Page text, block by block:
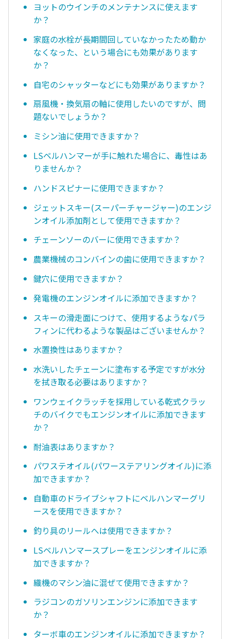
ヨットのウインチのメンテナンスに使えます
か？
家庭の水栓が長期間回していなかったため動か
なくなった、という場合にも効果があります
か？
自宅のシャッターなどにも効果がありますか？
扇風機・換気扇の軸に使用したいのですが、問
題ないでしょうか？
ミシン油に使用できますか？
LSベルハンマーが手に触れた場合に、毒性はあ
りませんか？
ハンドスピナーに使用できますか？
ジェットスキー(スーパーチャージャー)のエンジ
ンオイル添加剤として使用できますか？
チェーンソーのバーに使用できますか？
農業機械のコンバインの歯に使用できますか？
鍵穴に使用できますか？
発電機のエンジンオイルに添加できますか？
スキーの滑走面につけて、使用するようなパラ
フィンに代わるような製品はございませんか？
水置換性はありますか？
水洗いしたチェーンに塗布する予定ですが水分
を拭き取る必要はありますか？
ワンウェイクラッチを採用している乾式クラッ
チのバイクでもエンジンオイルに添加できます
か？
耐油表はありますか？
パワステオイル(パワーステアリングオイル)に添
加できますか？
自動車のドライブシャフトにベルハンマーグリ
ースを使用できますか？
釣り具のリールへは使用できますか？
LSベルハンマースプレーをエンジンオイルに添
加できますか？
織機のマシン油に混ぜて使用できますか？
ラジコンのガソリンエンジンに添加できます
か？
ターボ車のエンジンオイルに添加できますか？